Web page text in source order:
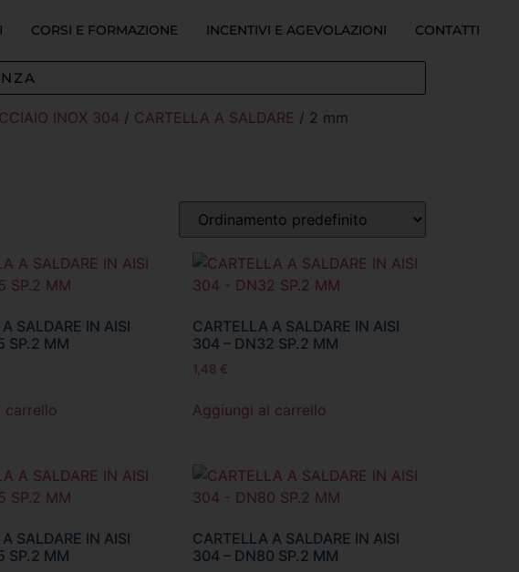
CORSI E FORMAZIONE INCENTIVI E AGEVOLAZIONI CONTATTI
INOX 304 / CARTELLA A SALDARE / 2 mm
SALDARE IN AISI
SP.2 MM
carrello
CARTELLA A SALDARE IN AISI
304 – DN32 SP.2 MM
1,48 €
Aggiungi al carrello
SALDARE IN AISI
SP.2 MM
CARTELLA A SALDARE IN AISI
304 – DN80 SP.2 MM